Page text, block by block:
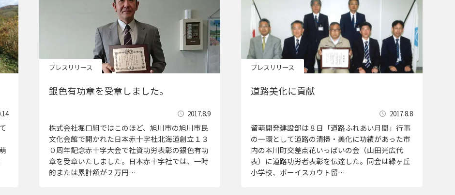
プレスリリース
銀色有功章を受章しました。
2017.8.9
株式会社堀口組ではこのほど、旭川市の旭川市民
文化会館で開かれた日本赤十字社北海道創立１３
０周年記念赤十字大会で社資功労表彰の銀色有功
章を受章いたしました。日本赤十字社では、一時
的または累計額が２万円…
プレスリリース
道路美化に貢献
2017.8.8
留萌開発建設部は８日「道路ふれあい月間」行事
の一環として道路の清掃・美化に功績があった市
内の本川町交差点花いっぱいの会（山田光広代
表）に道路功労者表彰を伝達した。同会は緑ヶ丘
小学校、ボーイスカウト留…